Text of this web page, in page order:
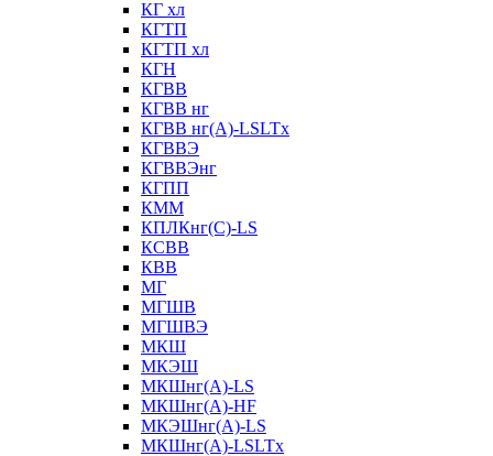
КГ хл
КГТП
КГТП хл
КГН
КГВВ
КГВВ нг
КГВВ нг(А)-LSLTx
КГВВЭ
КГВВЭнг
КГПП
КММ
КПЛКнг(C)-LS
КСВВ
КВВ
МГ
МГШВ
МГШВЭ
МКШ
МКЭШ
МКШнг(А)-LS
МКШнг(А)-HF
МКЭШнг(А)-LS
МКШнг(А)-LSLTx